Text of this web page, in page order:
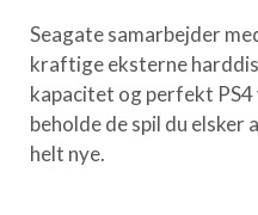
Seagate samarbejder
kraftige eksterne
kapacitet og perfekt PS4
beholde de spil du
helt nye.